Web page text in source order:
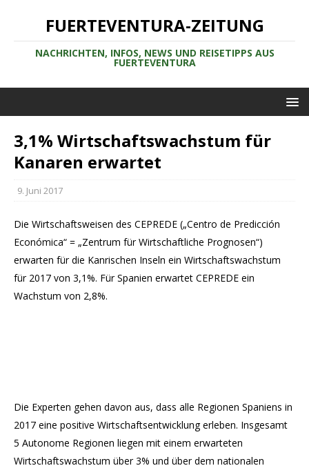
FUERTEVENTURA-ZEITUNG
NACHRICHTEN, INFOS, NEWS UND REISETIPPS AUS
FUERTEVENTURA
3,1% Wirtschaftswachstum für
Kanaren erwartet
9. Juni 2017
Die Wirtschaftsweisen des CEPREDE („Centro de Predicción
Económica“ = „Zentrum für Wirtschaftliche Prognosen“)
erwarten für die Kanrischen Inseln ein Wirtschaftswachstum
für 2017 von 3,1%. Für Spanien erwartet CEPREDE ein
Wachstum von 2,8%.
Die Experten gehen davon aus, dass alle Regionen Spaniens in
2017 eine positive Wirtschaftsentwicklung erleben. Insgesamt
5 Autonome Regionen liegen mit einem erwarteten
Wirtschaftswachstum über 3% und über dem nationalen